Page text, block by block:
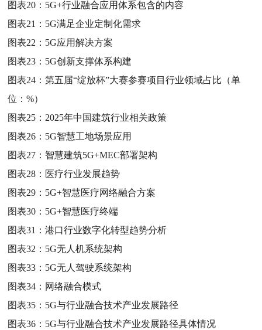
图表20： 5G+行业融合应用体系包含的内容
图表21： 5G满足企业定制化需求
图表22： 5G应用解决方案
图表23： 5G创新支撑体系构建
图表24：第五届“绽放杯”大赛参赛项目行业领域占比（单
位：%）
图表25： 2025年中国建筑行业相关政策
图表26： 5G智慧工地场景应用
图表27： 智慧建筑5G+MEC部署架构
图表28： 医疗行业发展趋势
图表29： 5G+智慧医疗网络融合方案
图表30： 5G+智慧医疗终端
图表31：港口行业数字化转型趋势分析
图表32： 5G无人机系统架构
图表33： 5G无人驾驶系统架构
图表34： 网络融合模式
图表35： 5G与行业融合技术产业发展路径
图表36： 5G与行业融合技术产业发展路径具体情况